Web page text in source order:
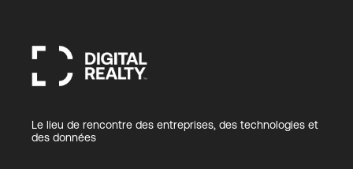
Le lieu de rencontre des entreprises, des technologies et
des données